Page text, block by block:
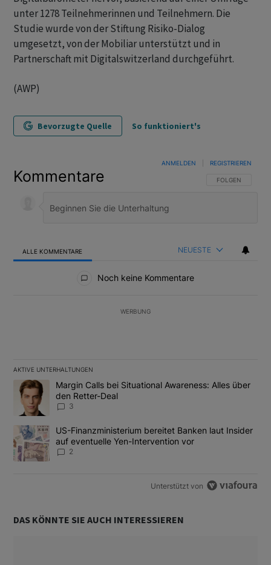
unter 1278 Teilnehmerinnen und Teilnehmern. Die
Studie wurde von der Stiftung Risiko-Dialog
umgesetzt, von der Mobiliar unterstützt und in
Partnerschaft mit Digitalswitzerland durchgeführt.
(AWP)
Bevorzugte Quelle So funktioniert's
Kommentare FOLGE DIESER
FOLGEN
ANMELDEN REGISTRIEREN
ALLE KOMMENTARE NEUESTE
Noch keine Kommentare
WERBUNG
AKTIVE UNTERHALTUNGEN
Das Folgende ist eine Liste der am meisten kommentierten
Ein Trendartikel mit dem Titel "Margin Calls bei Situational
Margin Calls bei Situational Awareness: Alles über
den Retter-Deal
3
Ein Trendartikel mit dem Titel "US-Finanzministerium bereitet
US-Finanzministerium bereitet Banken laut Insider
auf eventuelle Yen-Intervention vor
2
Unterstützt von
DAS KÖNNTE SIE AUCH INTERESSIEREN